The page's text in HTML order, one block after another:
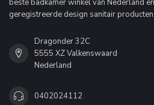
geregistreerde design sanitair producten.
Dragonder 32C
5555 XZ Valkenswaard
Nederland
0402024112